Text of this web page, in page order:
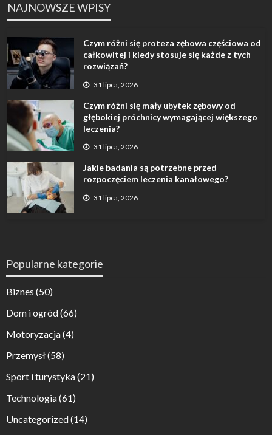
NAJNOWSZE WPISY
Czym różni się proteza zębowa częściowa od
całkowitej i kiedy stosuje się każde z tych
rozwiązań?
31 lipca, 2026
Czym różni się mały ubytek zębowy od
głębokiej próchnicy wymagającej większego
leczenia?
31 lipca, 2026
Jakie badania są potrzebne przed
rozpoczęciem leczenia kanałowego?
31 lipca, 2026
Popularne kategorie
Biznes (50)
Dom i ogród(66)
Motoryzacja(4)
Przemysł(58)
Sport i turystyka(21)
Technologia(61)
Uncategorized(14)